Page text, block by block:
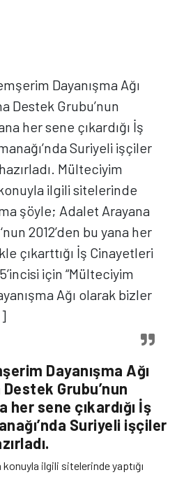
Dayanışma Ağı
Destek Grubu’nun
her sene çıkardığı İş
Suriyeli işçiler
Mülteciyim
ilgili sitelerinde
şöyle; Adalet Arayana
2012’den bu yana her
çıkarttığı İş Cinayetleri
için “Mülteciyim
Ağı olarak bizler
Dayanışma Ağı
Grubu’nun
her sene çıkardığı İş
Suriyeli işçiler
ilgili sitelerinde yaptığı